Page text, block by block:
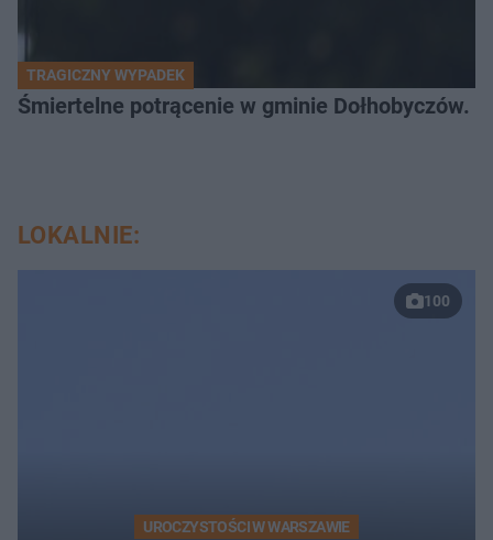
TRAGICZNY WYPADEK
Śmiertelne potrącenie w gminie Dołhobyczów.
LOKALNIE:
100
UROCZYSTOŚCI W WARSZAWIE